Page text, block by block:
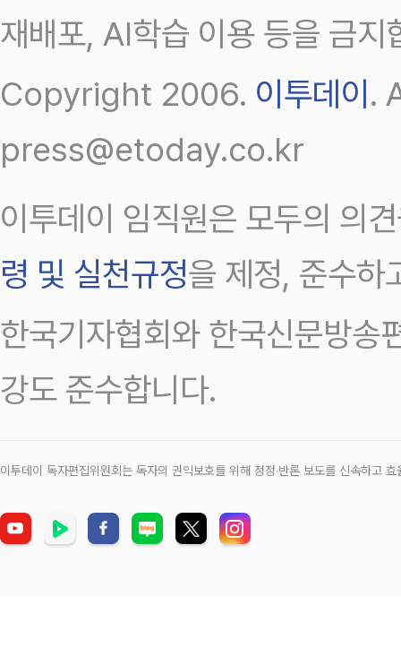
재배포, AI학습 이용 등을 금지
Copyright 2006. 이투데이 .
press@etoday.co.kr
이투데이 임직원은 모두의 의
령 및 실천규정을 제정, 준수하
한국기자협회와 한국신문방송
강도 준수합니다.
이투데이 독자편집위원회는 독자의 권익보호를 위해 정정‧반론 보도를 신속하고